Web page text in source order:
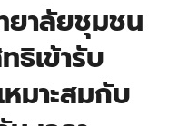
ยาลัยชุมชน
ธิเข้ารับ
หมาะสมกับ